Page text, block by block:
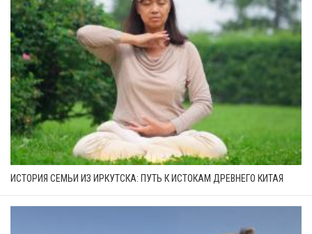
ИСТОРИЯ СЕМЬИ ИЗ ИРКУТСКА: ПУТЬ К ИСТОКАМ ДРЕВНЕГО КИТАЯ